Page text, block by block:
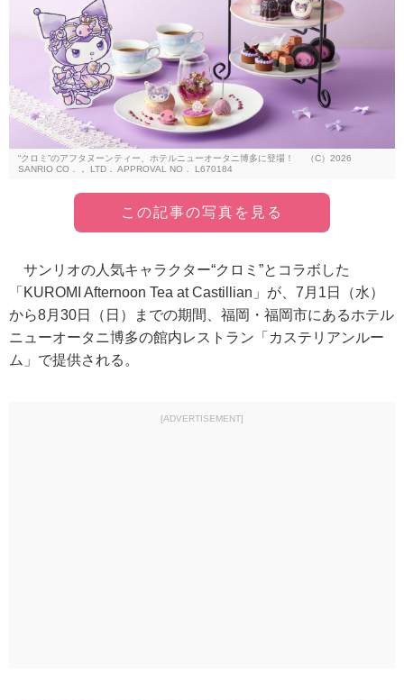
“クロミ”のアフタヌーンティー、ホテルニューオータニ博多に登場！ （C）2026
SANRIO CO．， LTD． APPROVAL NO． L670184
この記事の写真を見る
サンリオの人気キャラクター“クロミ”とコラボした
「KUROMI Afternoon Tea at Castillian」が、7月1日（水）
から8月30日（日）までの期間、福岡・福岡市にあるホテル
ニューオータニ博多の館内レストラン「カステリアンルー
ム」で提供される。
[ADVERTISEMENT]